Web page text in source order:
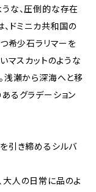
な、圧倒的な存在
ドミニカ共和国の
希少石ラリマーを
マスカットのような
浅瀬から深海へと移
るグラデーション
引き締めるシルバ
大人の日常に品のよ